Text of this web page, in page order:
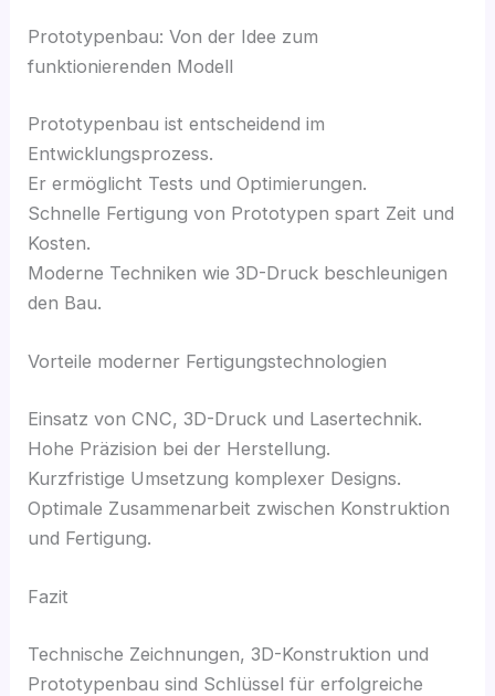
Prototypenbau: Von der Idee zum
funktionierenden Modell
Prototypenbau ist entscheidend im
Entwicklungsprozess.
Er ermöglicht Tests und Optimierungen.
Schnelle Fertigung von Prototypen spart Zeit und
Kosten.
Moderne Techniken wie 3D-Druck beschleunigen
den Bau.
Vorteile moderner Fertigungstechnologien
Einsatz von CNC, 3D-Druck und Lasertechnik.
Hohe Präzision bei der Herstellung.
Kurzfristige Umsetzung komplexer Designs.
Optimale Zusammenarbeit zwischen Konstruktion
und Fertigung.
Fazit
Technische Zeichnungen, 3D-Konstruktion und
Prototypenbau sind Schlüssel für erfolgreiche